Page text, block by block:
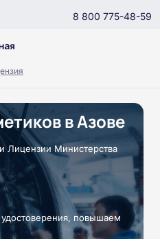
8 800 775-48-59
в Азове
Лицензии Министерства
повышаем